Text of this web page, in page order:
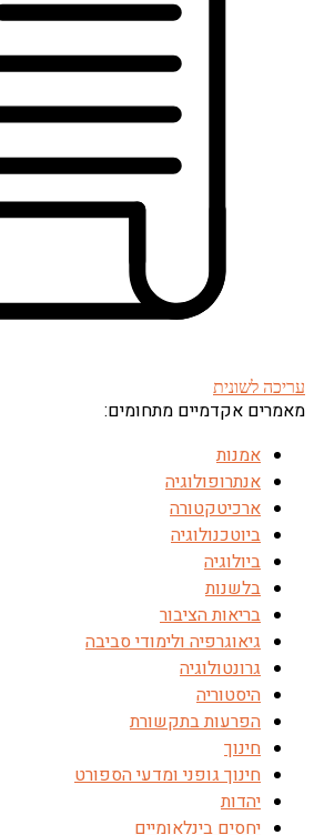
עריכה לשונית
מאמרים אקדמיים מתחומים:
אמנות
אנתרופולוגיה
ארכיטקטורה
ביוטכנולוגיה
ביולוגיה
בלשנות
בריאות הציבור
גיאוגרפיה ולימודי סביבה
גרונטולוגיה
היסטוריה
הפרעות בתקשורת
חינוך
חינוך גופני ומדעי הספורט
יהדות
יחסים בינלאומיים